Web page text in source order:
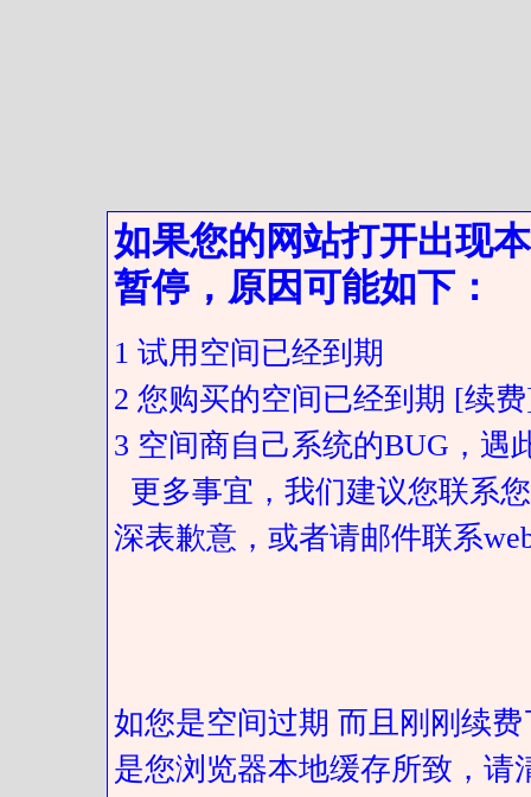
如果您的网站打开出现
暂停，原因可能如下：
1 试用空间已经到期
2 您购买的空间已经到期 [续
3 空间商自己系统的BUG，遇
更多事宜，我们建议您联系
深表歉意，或者请邮件联系
如您是空间过期 而且刚刚续
是您浏览器本地缓存所致，